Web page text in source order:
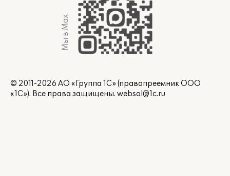
Мы в Max
© 2011-2026 АО «Группа 1С» (правопреемник ООО
«1С»). Все права защищены. websol@1c.ru